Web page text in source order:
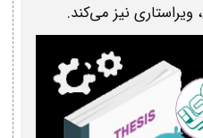
نیز می‌کند.